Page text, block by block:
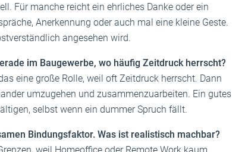
Für manche reicht ein ehrliches Danke oder ein
Anerkennung oder auch mal eine kleine Geste.
angesehen wird.
im Baugewerbe, wo häufig Zeitdruck herrscht?
eine große Rolle, weil oft Zeitdruck herrscht. Dann
umzugehen und zusammenzuarbeiten. Ein gutes
selbst wenn ein dummer Spruch fällt.
Bindungsfaktor. Was ist realistisch machbar?